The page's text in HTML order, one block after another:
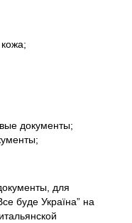
документы;
для
буде Україна” на